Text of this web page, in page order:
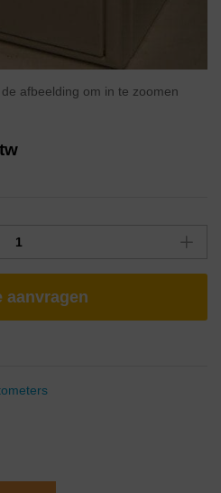
afbeelding om in te zoomen
aanvragen